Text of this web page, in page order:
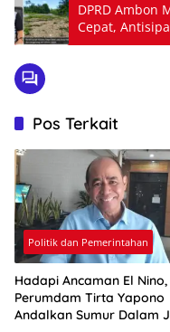
DPRD Ambon
Cepat,
2026
Pos Terkait
Politik dan Pemerintahan
Hadapi Ancaman El Nino,
Perumdam Tirta Yapono
Andalkan Sumur Dalam